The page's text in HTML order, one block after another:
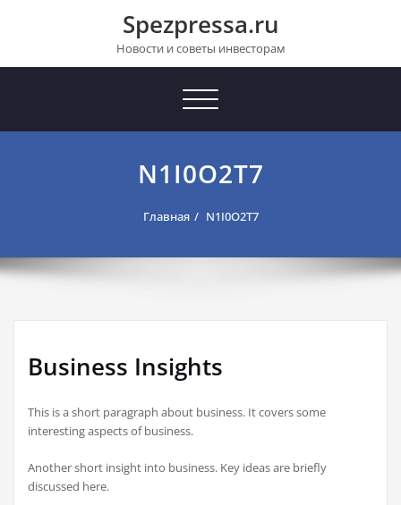
Spezpressa.ru
Новости и советы инвесторам
Toggle
N1I0O2T7
Главная N1I0O2T7
Business Insights
This is a short paragraph about business. It covers some
interesting aspects of business.
Another short insight into business. Key ideas are briefly
discussed here.